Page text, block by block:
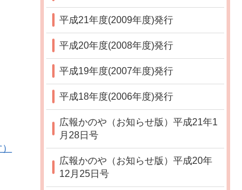
平成21年度(2009年度)発行
平成20年度(2008年度)発行
平成19年度(2007年度)発行
平成18年度(2006年度)発行
広報かのや（お知らせ版）平成21年1
月28日号
広報かのや（お知らせ版）平成20年
12月25日号